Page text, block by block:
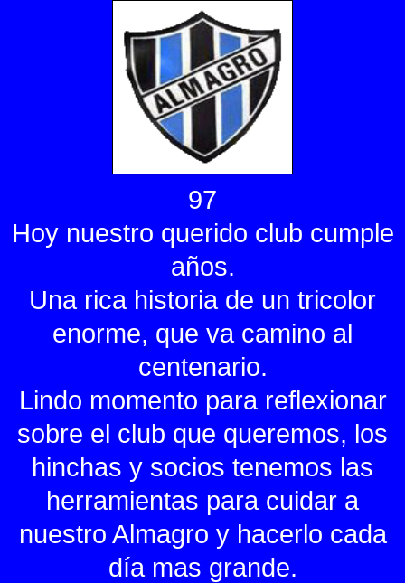
97
Hoy nuestro querido club cumple
años.
Una rica historia de un tricolor
enorme, que va camino al
centenario.
Lindo momento para reflexionar
sobre el club que queremos, los
hinchas y socios tenemos las
herramientas para cuidar a
nuestro Almagro y hacerlo cada
día mas grande.